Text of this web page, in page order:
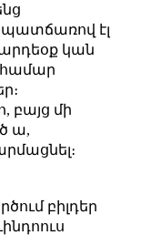
պատճառով էլ
կան
համար
բայց մի
ա,
բիլդեր